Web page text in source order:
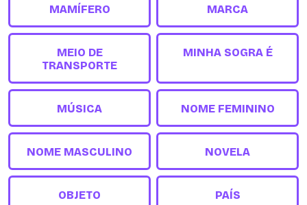
MAMÍFERO MARCA
MEIO DE
TRANSPORTE
MINHA SOGRA É
MÚSICA NOME FEMININO
NOME MASCULINO NOVELA
OBJETO PAÍS